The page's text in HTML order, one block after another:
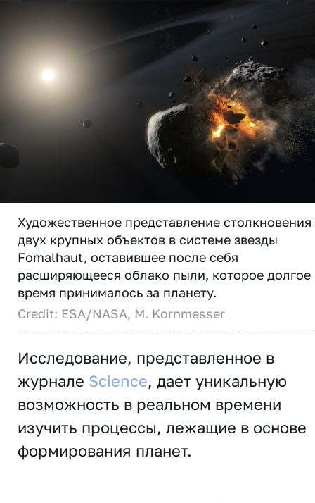
Художественное представление столкновения
двух крупных объектов в системе звезды
Fomalhaut, оставившее после себя
расширяющееся облако пыли, которое долгое
время принималось за планету.
Credit: ESA/NASA, M. Kornmesser
Исследование, представленное в
журнале Science, дает уникальную
возможность в реальном времени
изучить процессы, лежащие в основе
формирования планет.